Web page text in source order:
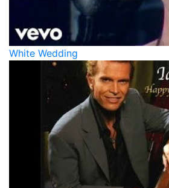
White Wedding